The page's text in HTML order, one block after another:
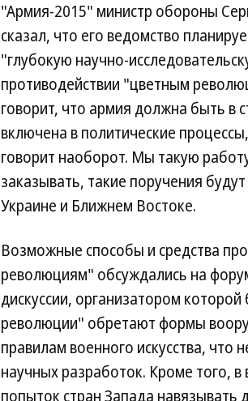
"Армия-2015" министр обороны
сказал, что его ведомство
"глубокую научно-
противодействии "цветным
говорит, что армия должна быть в
включена в политические
говорит наоборот. Мы такую
заказывать, такие поручения
Украине и Ближнем Востоке.
Возможные способы и средства
революциям" обсуждались на
дискуссии, организатором
революции" обретают формы
правилам военного искусства,
научных разработок. Кроме того,
попыток стран Запада